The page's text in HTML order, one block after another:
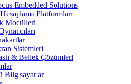
Embedded Solutions
Platformları
Modülleri
Sistemleri
& Bellek Çözümleri
Bilgisayarlar